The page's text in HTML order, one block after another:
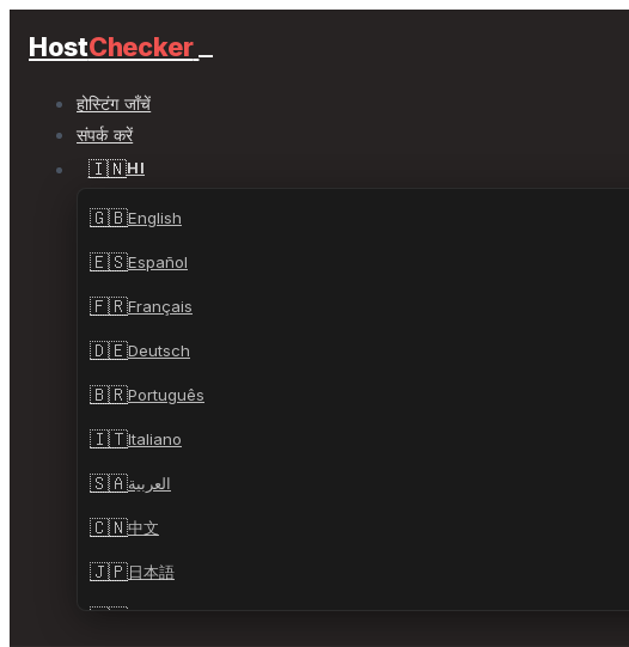
HostChecker
होस्टिंग जाँचें
संपर्क करें
🇮🇳HI
🇬🇧English
🇪🇸Español
🇫🇷Français
🇩🇪Deutsch
🇧🇷Português
🇮🇹Italiano
🇸🇦العربية
🇨🇳中文
🇯🇵日本語
🇷🇺